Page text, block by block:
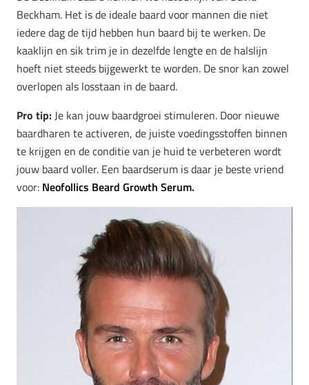
Beckham. Het is de ideale baard voor mannen die niet
iedere dag de tijd hebben hun baard bij te werken. De
kaaklijn en sik trim je in dezelfde lengte en de halslijn
hoeft niet steeds bijgewerkt te worden. De snor kan zowel
overlopen als losstaan in de baard.
Pro tip:Je kan jouw baardgroei stimuleren. Door nieuwe
baardharen te activeren, de juiste voedingsstoffen binnen
te krijgen en de conditie van je huid te verbeteren wordt
jouw baard voller. Een baardserum is daar je beste vriend
voor: Neofollics Beard Growth Serum.